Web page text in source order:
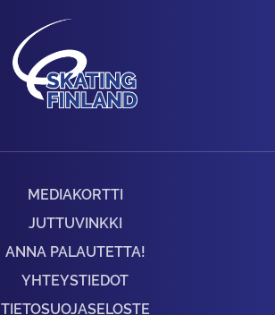
MEDIAKORTTI
JUTTUVINKKI
ANNA PALAUTETTA!
YHTEYSTIEDOT
TIETOSUOJASELOSTE